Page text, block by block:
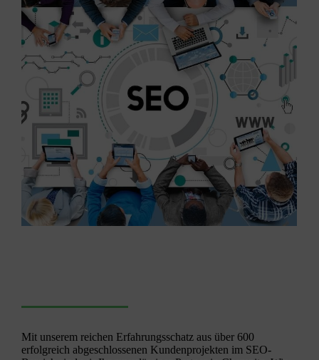
Mit unserem reichen Erfahrungsschatz aus über 600
erfolgreich abgeschlossenen Kundenprojekten im SEO-